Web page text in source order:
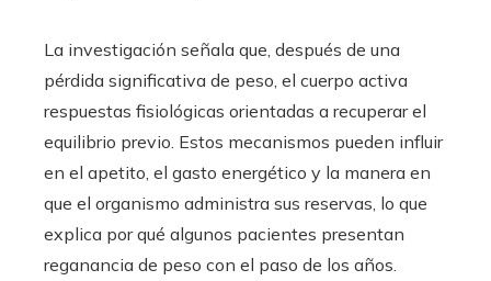
La investigación señala que, después de una
pérdida significativa de peso, el cuerpo activa
respuestas fisiológicas orientadas a recuperar el
equilibrio previo. Estos mecanismos pueden influir
en el apetito, el gasto energético y la manera en
que el organismo administra sus reservas, lo que
explica por qué algunos pacientes presentan
reganancia de peso con el paso de los años.